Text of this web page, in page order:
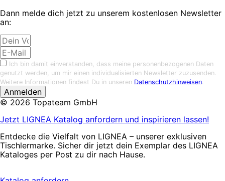
Dann melde dich jetzt zu unserem kostenlosen Newsletter
an:
Ich bin damit einverstanden, dass meine personenbezogenen Daten
genutzt werden, um mir einen individualisierten Newsletter zuzusenden.
Weitere Informationen findest Du in unseren Datenschutzhinweisen
Anmelden
© 2026 Topateam GmbH
Jetzt LIGNEA Katalog anfordern und inspirieren lassen!
Entdecke die Vielfalt von LIGNEA – unserer exklusiven
Tischlermarke. Sicher dir jetzt dein Exemplar des LIGNEA
Kataloges per Post zu dir nach Hause.